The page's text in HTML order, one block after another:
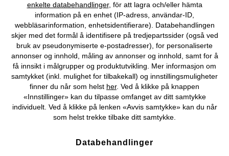
Du kan også finne oss på
Kjøpsvilkår Personopplysninger Cookie-innstillinger
Om Oss Angre kjøp
©2026 bonprix.
enkelte databehandlinger, för att lagra och/eller hämta
information på en enhet (IP-adress, användar-ID,
webbläsarinformation, enhetsidentifierare). Databehandlingen
skjer med det formål å identifisere på tredjepartssider (også ved
bruk av pseudonymiserte e-postadresser), for personaliserte
annonser og innhold, måling av annonser og innhold, samt for å
få innsikt i målgrupper og produktutvikling. Mer informasjon om
samtykket (inkl. mulighet for tilbakekall) og innstillingsmuligheter
finner du når som helst her. Ved å klikke på knappen
«Innstillinger» kan du tilpasse omfanget av ditt samtykke
individuelt. Ved å klikke på lenken «Avvis samtykke» kan du når
som helst trekke tilbake ditt samtykke.
Databehandlinger